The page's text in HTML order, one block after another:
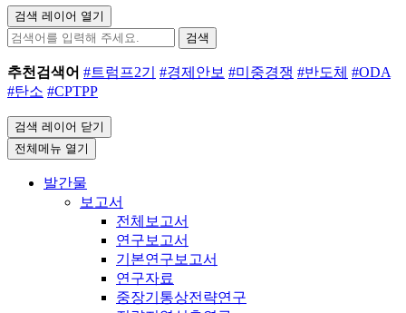
검색 레이어 열기
검색
추천검색어 #트럼프2기 #경제안보 #미중경쟁 #반도체 #ODA
#탄소 #CPTPP
검색 레이어 닫기
전체메뉴 열기
발간물
보고서
전체보고서
연구보고서
기본연구보고서
연구자료
중장기통상전략연구